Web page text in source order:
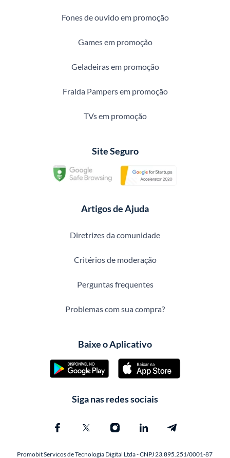
Fones de ouvido em promoção
Games em promoção
Geladeiras em promoção
Fralda Pampers em promoção
TVs em promoção
Site Seguro
Artigos de Ajuda
Diretrizes da comunidade
Critérios de moderação
Perguntas frequentes
Problemas com sua compra?
Baixe o Aplicativo
Siga nas redes sociais
Promobit Servicos de Tecnologia Digital Ltda - CNPJ 23.895.251/0001-87